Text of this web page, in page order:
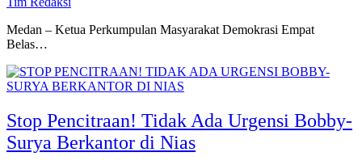
Medan – Ketua Perkumpulan Masyarakat Demokrasi Empat
Belas…
Stop Pencitraan! Tidak Ada Urgensi Bobby-
Surya Berkantor di Nias